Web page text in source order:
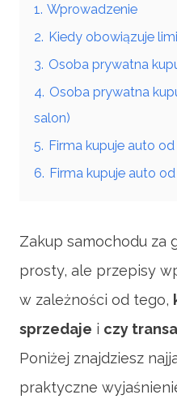
1. Wprowadzenie
2. Kiedy obowiązuje
3. Osoba prywatna
4. Osoba prywatna
salon)
5. Firma kupuje auto
6. Firma kupuje auto
Zakup samochodu za
prosty, ale przepisy
w zależności od tego,
sprzedaje i czy
Poniżej znajdziesz
praktyczne